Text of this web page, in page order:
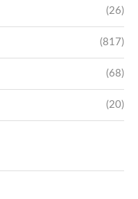
(26)
(817)
(68)
(20)